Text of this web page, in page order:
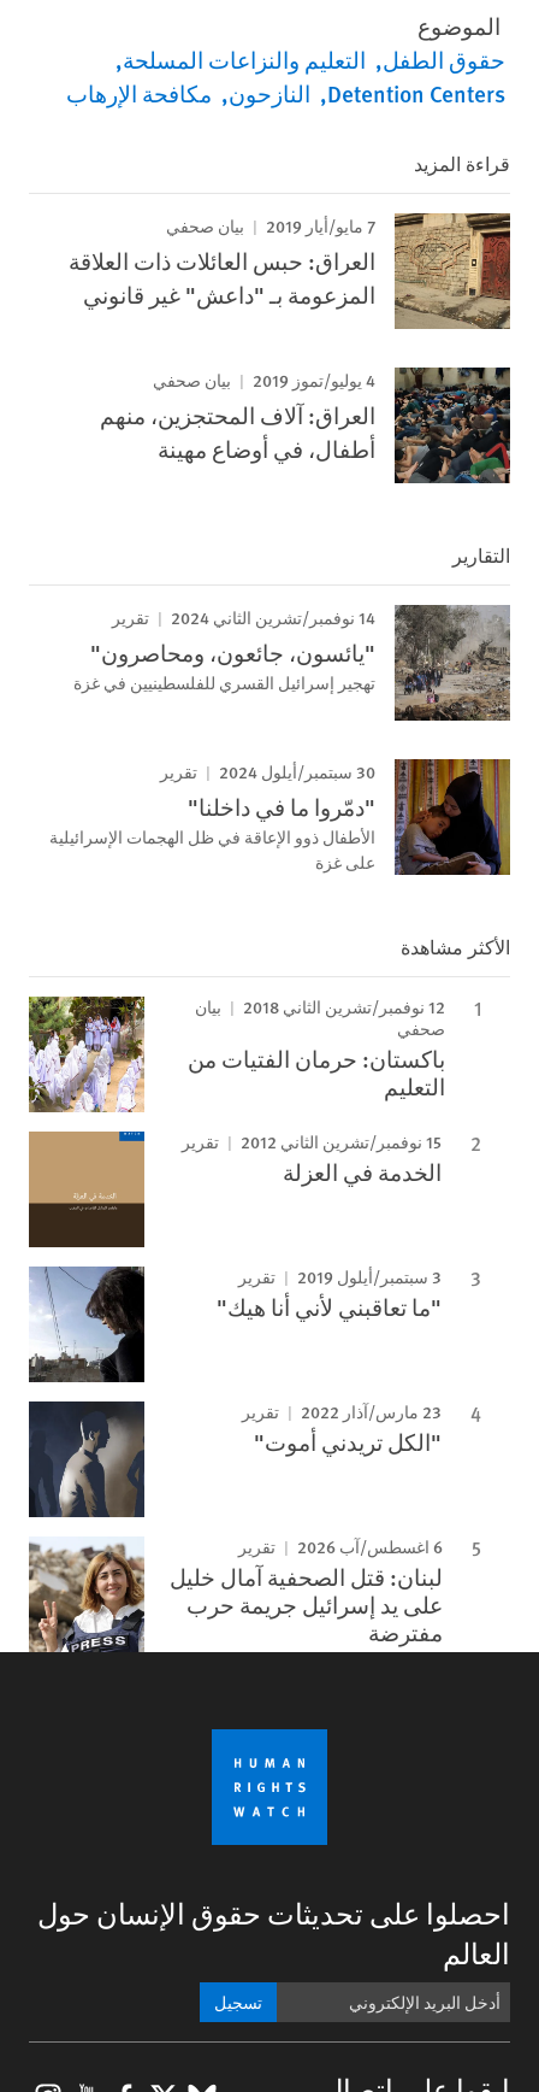
الموضوع
حقوق الطفل التعليم والنزاعات المسلحة
Detention Centers النازحون مكافحة الإرهاب
قراءة المزيد
7 مايو/أيار 2019 بيان صحفي
العراق: حبس العائلات ذات العلاقة
المزعومة بـ "داعش" غير قانوني
4 يوليو/تموز 2019 بيان صحفي
العراق: آلاف المحتجزين، منهم
أطفال، في أوضاع مهينة
التقارير
14 نوفمبر/تشرين الثاني 2024 تقرير
"يائسون، جائعون، ومحاصرون"
تهجير إسرائيل القسري للفلسطينيين في غزة
30 سبتمبر/أيلول 2024 تقرير
"دمّروا ما في داخلنا"
الأطفال ذوو الإعاقة في ظل الهجمات الإسرائيلية
على غزة
الأكثر مشاهدة
12 نوفمبر/تشرين الثاني 2018
بيان
صحفي
باكستان: حرمان الفتيات من
التعليم
15 نوفمبر/تشرين الثاني 2012 تقرير
الخدمة في العزلة
3 سبتمبر/أيلول 2019 تقرير
"ما تعاقبني لأني أنا هيك"
23 مارس/آذار 2022 تقرير
"الكل تريدني أموت"
6 اغسطس/آب 2026 تقرير
لبنان: قتل الصحفية آمال خليل
على يد إسرائيل جريمة حرب
مفترضة
احصلوا على تحديثات حقوق الإنسان حول
العالم
تسجيل